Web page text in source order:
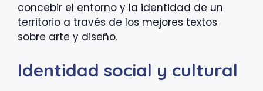
concebir el entorno y la identidad de un
territorio a través de los mejores textos
sobre arte y diseño.
Identidad social y cultural